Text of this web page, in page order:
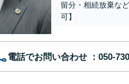
留分・相続放棄な
可】
電話でお問い合わせ